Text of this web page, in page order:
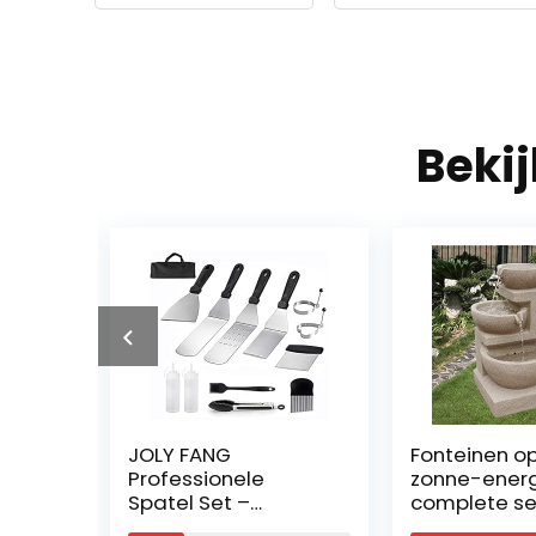
JOLY FANG
Professionele
Spatel Set –
Teppaniyaki Spatels
Fonteinen
zonne-
complete
tuin en